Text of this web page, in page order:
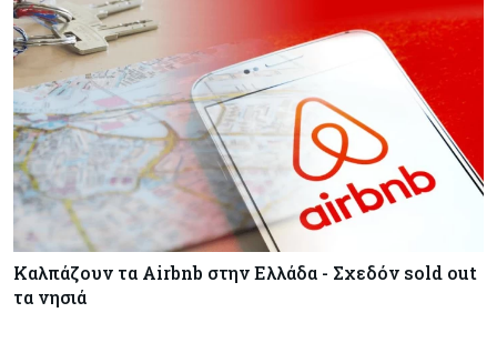
Καλπάζουν τα Airbnb στην Ελλάδα - Σχεδόν sold out
τα νησιά